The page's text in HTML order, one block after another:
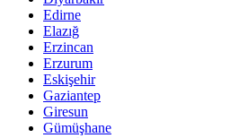
Edirne
Elazığ
Erzincan
Erzurum
Eskişehir
Gaziantep
Giresun
Gümüşhane